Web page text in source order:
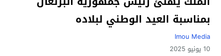
بمناسبة العيد الوطني لبلاده
Imou Media
10 يونيو 2025